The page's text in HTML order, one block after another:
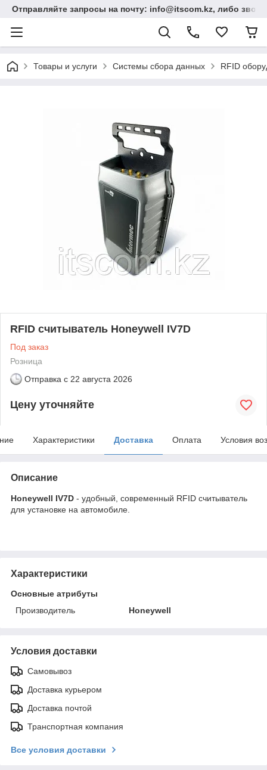
Отправляйте запросы на почту: info@itscom.kz, либо
Товары и услуги Системы сбора данных RFID
RFID считыватель Honeywell IV7D
Под заказ
Розница
Отправка с 22 августа 2026
Цену уточняйте
Характеристики Доставка Оплата Условия
Описание
Honeywell IV7D - удобный, современный RFID считыватель
для установке на автомобиле.
Характеристики
Основные атрибуты
Производитель
Honeywell
Условия доставки
Самовывоз
Доставка курьером
Доставка почтой
Транспортная компания
Все условия доставки